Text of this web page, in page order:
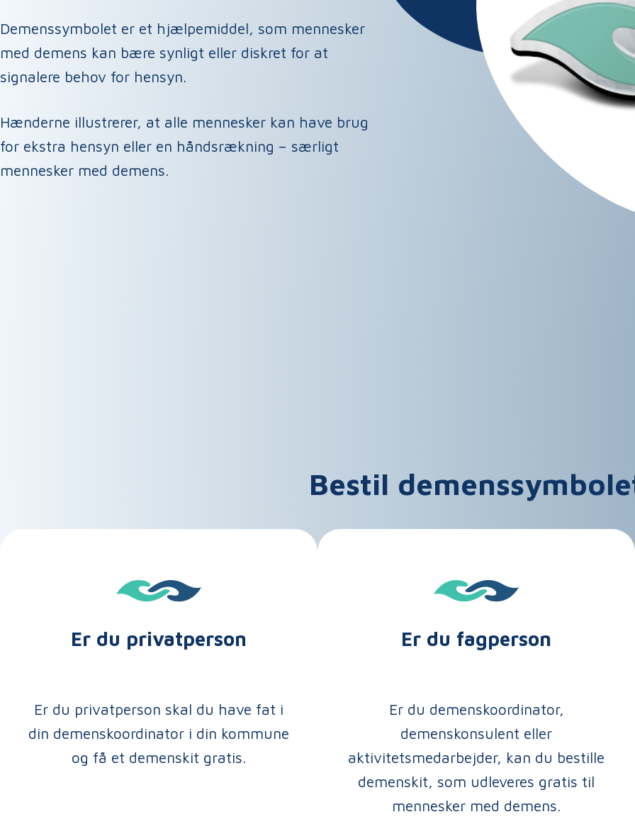
Demenssymbolet er et hjælpemiddel, som mennesker
med demens kan bære synligt eller diskret for at
signalere behov for hensyn.
Hænderne illustrerer, at alle mennesker kan have brug
for ekstra hensyn eller en håndsrækning – særligt
mennesker med demens.
Bestil
Er du privatperson
Er du privatperson skal du have fat i
din demenskoordinator i din kommune
og få et demenskit gratis.
Er du fagperson
Er du demenskoordinator,
demenskonsulent eller
aktivitetsmedarbejder, kan du bestille
demenskit, som udleveres gratis til
mennesker med demens.